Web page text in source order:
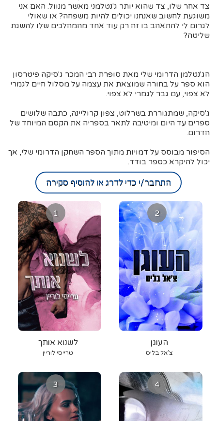
צד אחר שלו, צד שהוא יותר ג'נטלמני מאשר מנוול. האם אני
משוגעת לחשוב שאנחנו יכולים להיות משפחה? או שאולי
לגרום לי להתאהב בו זה רק עוד אחד מהמהלכים שלו להשגת
שליטה?
הג'נטלמן הדרומי שלי מאת סופרת רבי המכר ג'סיקה פיטרסון
הוא ספר על בחורה שמוצאת את עצמה על מסלול חיים לגמרי
לא צפוי, עם גבר לגמרי לא צפוי.
ג'סיקה, שמתגוררת בשרלוט, צפון קרוליינה, כתבה שלושים
ספרים עד היום ומיטיבה לתאר בספריה את הקסם המיוחד של
הדרום.
הסיפור מבוסס על דמויות מתוך הספר השחקן הדרומי שלי, אך
יכול להיקרא כספר בודד.
התחבר/י כדי לדרג או להוסיף סקירה
1
לשנוא אותך
טרייסי לוריין
2
העוגן
צ'אל בליס
3 4